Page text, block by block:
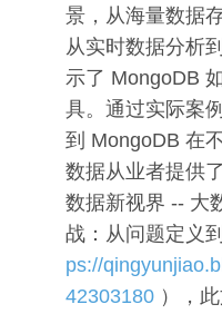
景，从海量数据
从实时数据分析
示了 MongoDB
具。通过实际案
到 MongoDB 在
数据从业者提供
数据新视界 -- 大
战：从问题定义
ps://
42303180 ），